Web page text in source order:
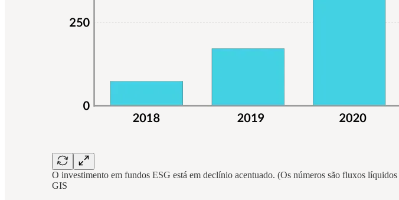
O investimento em fundos ESG está em declínio acentuado. (Os números são fluxos
GIS